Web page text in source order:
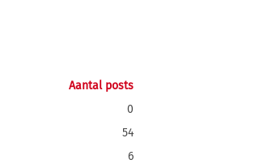
Aantal posts
0
54
6